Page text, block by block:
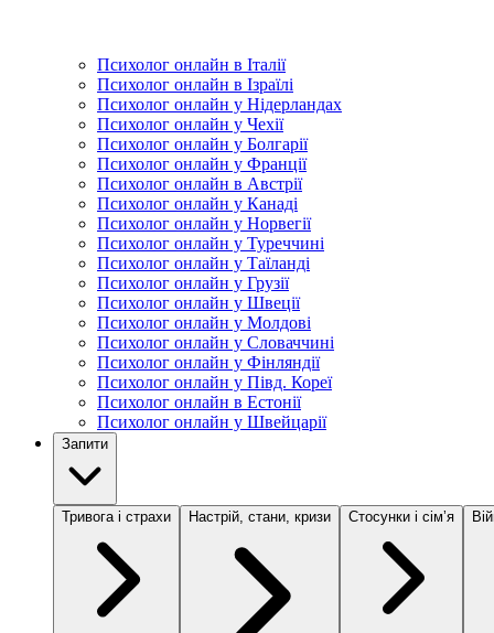
Психолог онлайн в Італії
Психолог онлайн в Ізраїлі
Психолог онлайн у Нідерландах
Психолог онлайн у Чехії
Психолог онлайн у Болгарії
Психолог онлайн у Франції
Психолог онлайн в Австрії
Психолог онлайн у Канаді
Психолог онлайн у Норвегії
Психолог онлайн у Туреччині
Психолог онлайн у Таїланді
Психолог онлайн у Грузії
Психолог онлайн у Швеції
Психолог онлайн у Молдові
Психолог онлайн у Словаччині
Психолог онлайн у Фінляндії
Психолог онлайн у Півд. Кореї
Психолог онлайн в Естонії
Психолог онлайн у Швейцарії
Запити
Тривога і страхи Настрій, стани, кризи Стосунки і сімʼя